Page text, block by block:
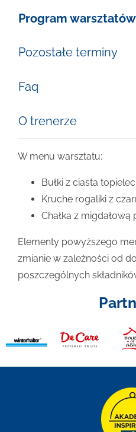
Program warsztatów
Pozostałe terminy
Faq
O trenerze
W menu warsztatu:
Bułki z ciasta
Kruche rogaliki z
Chałka z migdałową
Elementy powyższego
zmianie w zależności od
poszczególnych